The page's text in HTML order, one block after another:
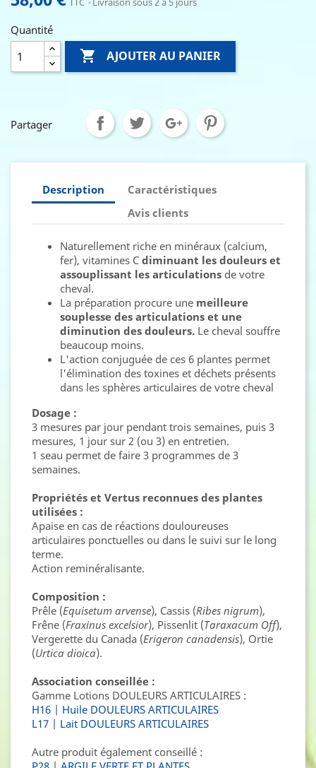
Quantité
 AJOUTER AU PANIER
Partager
Description
Caractéristiques
Avis clients
Naturellement riche en minéraux (calcium,
fer), vitamines C diminuant les douleurs et
assouplissant les articulations de votre
cheval.
La préparation procure une meilleure
souplesse des articulations et une
diminution des douleurs. Le cheval souffre
beaucoup moins.
L'action conjuguée de ces 6 plantes permet
l'élimination des toxines et déchets présents
dans les sphères articulaires de votre cheval
Dosage :
3 mesures par jour pendant trois semaines, puis 3
mesures, 1 jour sur 2 (ou 3) en entretien.
1 seau permet de faire 3 programmes de 3
semaines.
Propriétés et Vertus reconnues des plantes
utilisées :
Apaise en cas de réactions douloureuses
articulaires ponctuelles ou dans le suivi sur le long
terme.
Action reminéralisante.
Composition :
Prêle (Equisetum arvense), Cassis (Ribes nigrum),
Frêne (Fraxinus excelsior), Pissenlit (Taraxacum Off),
Vergerette du Canada (Erigeron canadensis), Ortie
(Urtica dioica).
Association conseillée :
Gamme Lotions DOULEURS ARTICULAIRES :
H16 | Huile DOULEURS ARTICULAIRES
L17 | Lait DOULEURS ARTICULAIRES
Autre produit également conseillé :